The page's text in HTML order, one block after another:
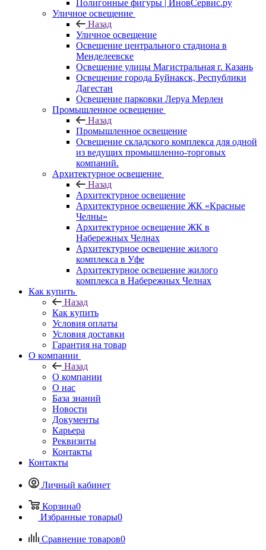
Полигонные фигуры | ИновСервис.ру
Уличное освещение
Назад
Уличное освещение
Освещение центрального стадиона в
Менделеевске
Освещение улицы Магистральная г. Казань
Освещение города Буйнакск, Республики
Дагестан
Освещение парковки Леруа Мерлен
Промышленное освещение
Назад
Промышленное освещение
Освещение складского комплекса для одной
из ведущих промышленно-торговых
компаний.
Архитектурное освещение
Назад
Архитектурное освещение
Архитектурное освещение ЖК «Красные
Челны»
Архитектурное освещение ЖК в
Набережных Челнах
Архитектурное освещение жилого
комплекса в Уфе
Архитектурное освещение жилого
комплекса в Набережных Челнах
Как купить
Назад
Как купить
Условия оплаты
Условия доставки
Гарантия на товар
О компании
Назад
О компании
О нас
База знаний
Новости
Документы
Карьера
Реквизиты
Контакты
Контакты
Личный кабинет
Корзина0
Избранные товары0
Сравнение товаров0